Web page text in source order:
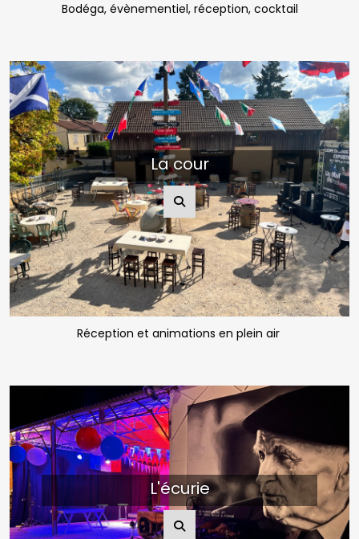
Bodéga, évènementiel, réception, cocktail
La cour
Réception et animations en plein air
L'écurie